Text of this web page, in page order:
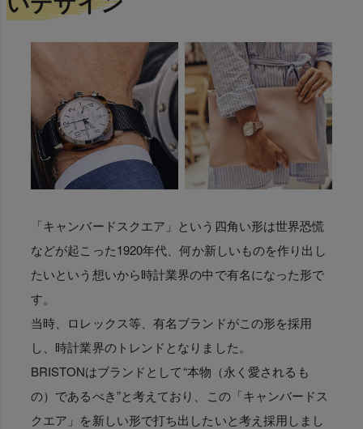
「キャンバードスクエア」という四角い形は世界恐慌
などが起こった1920年代、何か新しいものを作り出し
たいという想いから時計業界の中で有名になった形で
す。
当時、ロレックス等、有名ブランドがこの形を採用
し、時計業界のトレンドとなりました。
BRISTONはブランドとして“本物（永く愛されるも
の）であるべき”と考えており、この「キャンバードス
クエア」を新しい形で打ち出したいと考え採用しまし